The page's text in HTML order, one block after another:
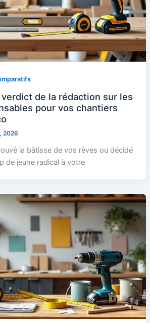
de la rédaction sur les
pour vos chantiers
2026
la bâtisse de vos rêves ou décidé
de jeune radical à votre